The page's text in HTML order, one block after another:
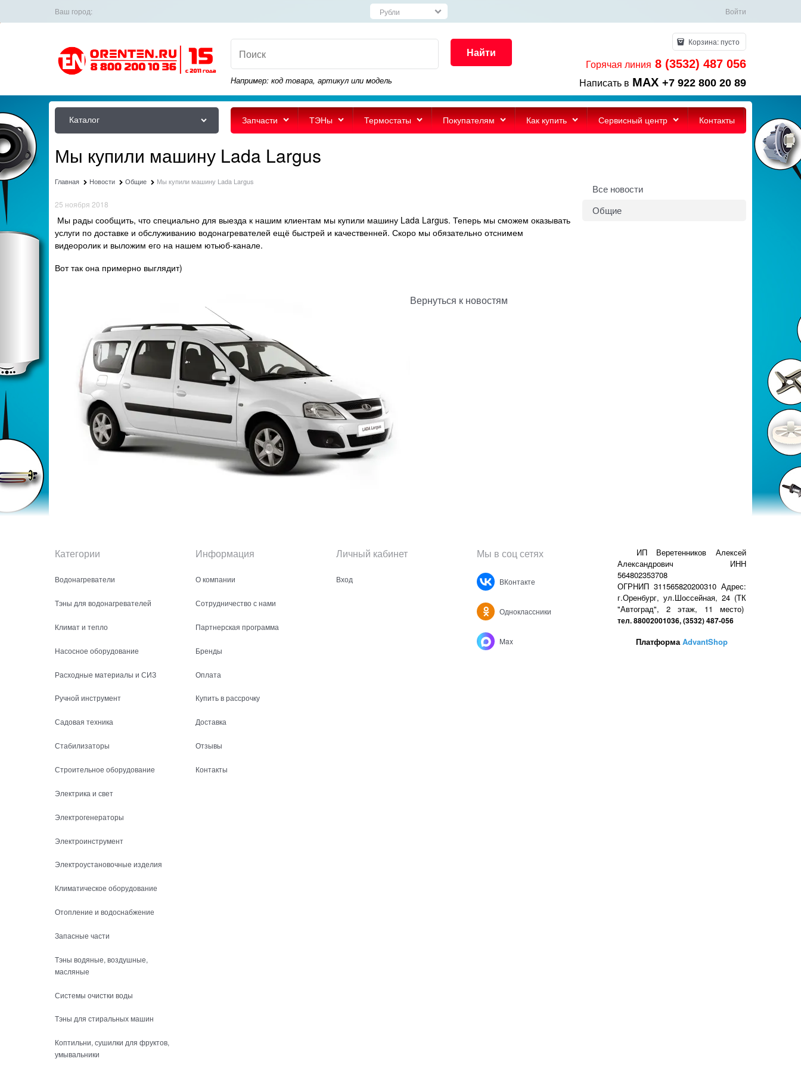
Ваш город: Войти
Найти
Например: код товара, артикул или модель
Корзина:пусто
Горячая линия 8 (3532) 487 056
Написать в MAX +7 922 800 20 89
Каталог Запчасти ТЭНы Термостаты Покупателям Как купить Сервисный центр Контакты
Мы купили машину Lada Largus
Главная Новости Общие Мы купили машину Lada Largus
25 ноября 2018
Мы рады сообщить, что специально для выезда к нашим клиентам мы купили машину Lada Largus. Теперь мы сможем оказывать
услуги по доставке и обслуживанию водонагревателей ещё быстрей и качественней. Скоро мы обязательно отснимем
видеоролик и выложим его на нашем ютьюб-канале.
Вот так она примерно выглядит)
Вернуться к новостям
Все новости
Общие
Категории
Водонагреватели
Тэны для водонагревателей
Климат и тепло
Насосное оборудование
Расходные материалы и СИЗ
Ручной инструмент
Садовая техника
Стабилизаторы
Строительное оборудование
Электрика и свет
Электрогенераторы
Электроинструмент
Электроустановочные изделия
Климатическое оборудование
Отопление и водоснабжение
Запасные части
Тэны водяные, воздушные,
масляные
Системы очистки воды
Тэны для стиральных машин
Коптильни, сушилки для фруктов,
умывальники
Информация
О компании
Сотрудничество с нами
Партнерская программа
Бренды
Оплата
Купить в рассрочку
Доставка
Отзывы
Контакты
Личный кабинет
Вход
Мы в соц сетях
ВКонтакте
Одноклассники
Max
ИП Веретенников Алексей
Александрович ИНН
564802353708
ОГРНИП 311565820200310 Адрес:
г.Оренбург, ул.Шоссейная, 24 (ТК
"Автоград", 2 этаж, 11 место)
тел. 88002001036, (3532) 487-056
ПлатформаAdvantShop